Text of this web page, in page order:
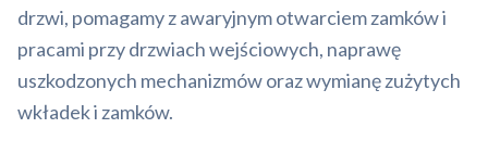
drzwi, pomagamy z awaryjnym otwarciem zamków i
pracami przy drzwiach wejściowych, naprawę
uszkodzonych mechanizmów oraz wymianę zużytych
wkładek i zamków.